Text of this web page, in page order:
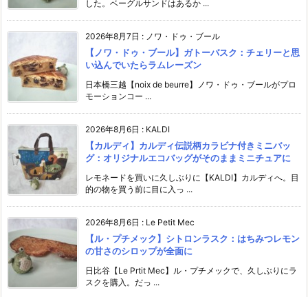
した。ベーグルサンドはあるか ...
2026年8月7日 : ノワ・ドゥ・ブール
【ノワ・ドゥ・ブール】ガトーバスク：チェリーと思
い込んでいたらラムレーズン
日本橋三越【noix de beurre】ノワ・ドゥ・ブールがプロ
モーションコー ...
2026年8月6日 : KALDI
【カルディ】カルディ伝説柄カラビナ付きミニバッ
グ：オリジナルエコバッグがそのままミニチュアに
レモネードを買いに久しぶりに【KALDI】カルディへ。目
的の物を買う前に目に入っ ...
2026年8月6日 : Le Petit Mec
【ル・プチメック】シトロンラスク：はちみつレモン
の甘さのシロップが全面に
日比谷【Le Prtit Mec】ル・プチメックで、久しぶりにラ
スクを購入。だっ ...